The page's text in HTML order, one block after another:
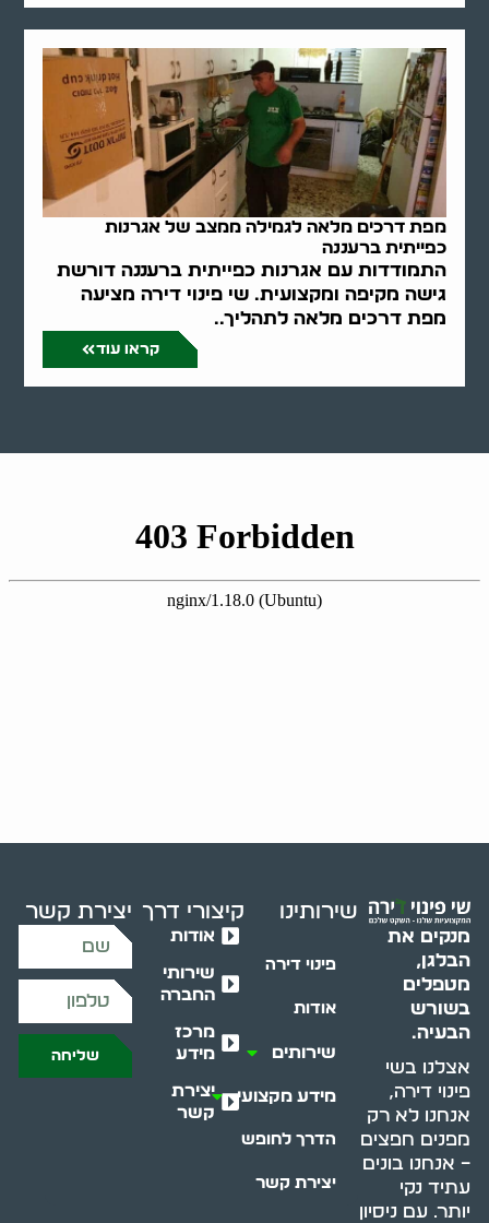
מפת דרכים מלאה לגמילה ממצב של אגרנות
כפייתית ברעננה
התמודדות עם אגרנות כפייתית ברעננה דורשת
גישה מקיפה ומקצועית. שי פינוי דירה מציעה
מפת דרכים מלאה לתהליך..
קראו עוד
מנקים את
הבלגן,
מטפלים
בשורש
הבעיה.
אצלנו בשי
פינוי דירה,
אנחנו לא רק
מפנים חפצים
– אנחנו בונים
עתיד נקי
יותר. עם ניסיון
שירותינו
פינוי דירה
אודות
שירותים
מידע מקצועי
הדרך לחופש
יצירת קשר
קיצורי דרך
אודות
שירותי
החברה
מרכז
מידע
יצירת
קשר
יצירת קשר
שליחה